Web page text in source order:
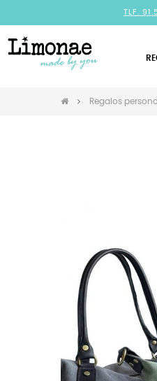
TLF.
Regalos